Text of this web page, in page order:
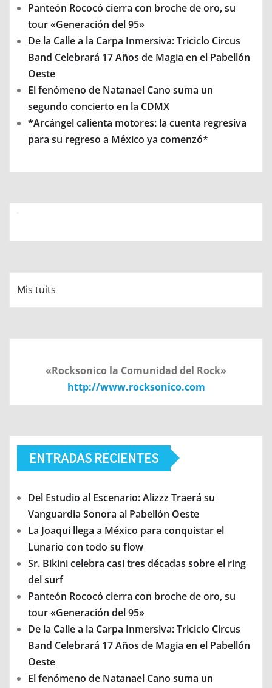
Panteón Rococó cierra con broche de oro, su
tour «Generación del 95»
De la Calle a la Carpa Inmersiva: Triciclo Circus
Band Celebrará 17 Años de Magia en el Pabellón
Oeste
El fenómeno de Natanael Cano suma un
segundo concierto en la CDMX
*Arcángel calienta motores: la cuenta regresiva
para su regreso a México ya comenzó*
Mis tuits
«Rocksonico la Comunidad del Rock»
http://www.rocksonico.com
ENTRADAS RECIENTES
Del Estudio al Escenario: Alizzz Traerá su
Vanguardia Sonora al Pabellón Oeste
La Joaqui llega a México para conquistar el
Lunario con todo su flow
Sr. Bikini celebra casi tres décadas sobre el ring
del surf
Panteón Rococó cierra con broche de oro, su
tour «Generación del 95»
De la Calle a la Carpa Inmersiva: Triciclo Circus
Band Celebrará 17 Años de Magia en el Pabellón
Oeste
El fenómeno de Natanael Cano suma un